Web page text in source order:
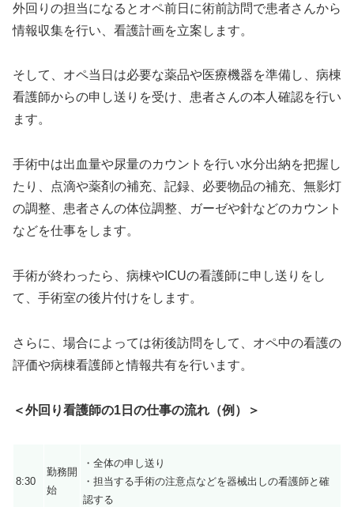
外回りの担当になるとオペ前日に術前訪問で患者さんから
情報収集を行い、看護計画を立案します。
そして、オペ当日は必要な薬品や医療機器を準備し、病棟
看護師からの申し送りを受け、患者さんの本人確認を行い
ます。
手術中は出血量や尿量のカウントを行い水分出納を把握し
たり、点滴や薬剤の補充、記録、必要物品の補充、無影灯
の調整、患者さんの体位調整、ガーゼや針などのカウント
などを仕事をします。
手術が終わったら、病棟やICUの看護師に申し送りをし
て、手術室の後片付けをします。
さらに、場合によっては術後訪問をして、オペ中の看護の
評価や病棟看護師と情報共有を行います。
＜外回り看護師の1 日の仕事の流れ（例）＞
8:30
勤務開
始
・全体の申し送り
・担当する手術の注意点などを器械出しの看護師と確
認する